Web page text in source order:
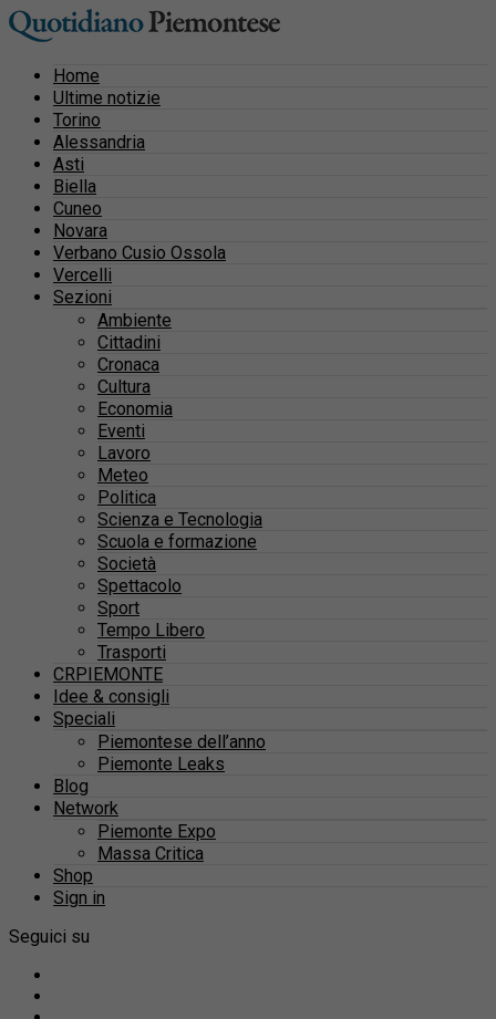
Home
Ultime notizie
Torino
Alessandria
Asti
Biella
Cuneo
Novara
Verbano Cusio Ossola
Vercelli
Sezioni
Ambiente
Cittadini
Cronaca
Cultura
Economia
Eventi
Lavoro
Meteo
Politica
Scienza e Tecnologia
Scuola e formazione
Società
Spettacolo
Sport
Tempo Libero
Trasporti
CRPIEMONTE
Idee & consigli
Speciali
Piemontese dell’anno
Piemonte Leaks
Blog
Network
Piemonte Expo
Massa Critica
Shop
Sign in
Seguici su